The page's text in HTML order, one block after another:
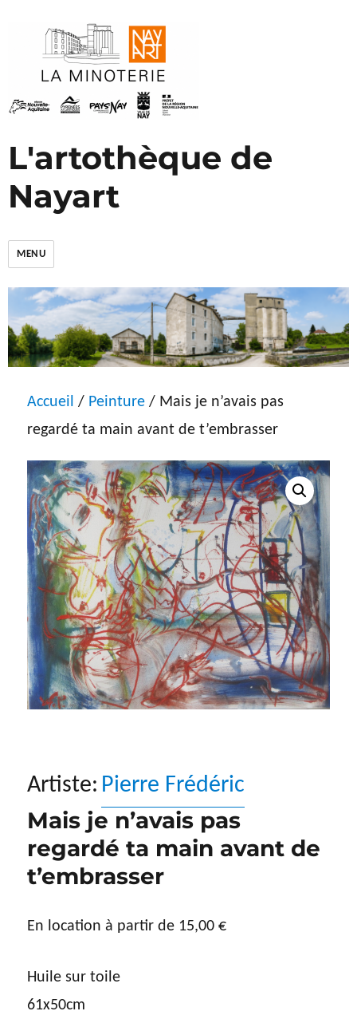
L'artothèque de
Nayart
MENU
Accueil / Peinture / Mais je n’avais pas
regardé ta main avant de t’embrasser
Artiste: Pierre Frédéric
Mais je n’avais pas
regardé ta main avant de
t’embrasser
En location à partir de 15,00€
Huile sur toile
61x50cm